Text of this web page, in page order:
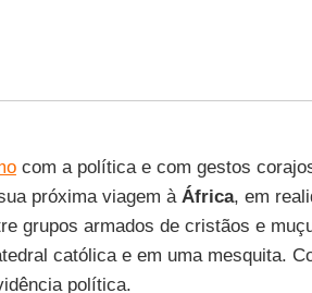
com a política e com gestos
próxima viagem à África, em
grupos armados de cristãos e
católica e em uma mesquita.
política.